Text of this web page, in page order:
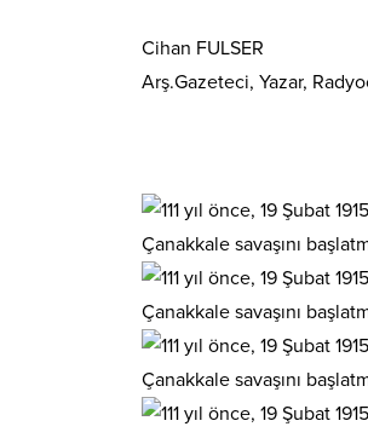
Cihan FULSER
Arş.Gazeteci, Yazar,